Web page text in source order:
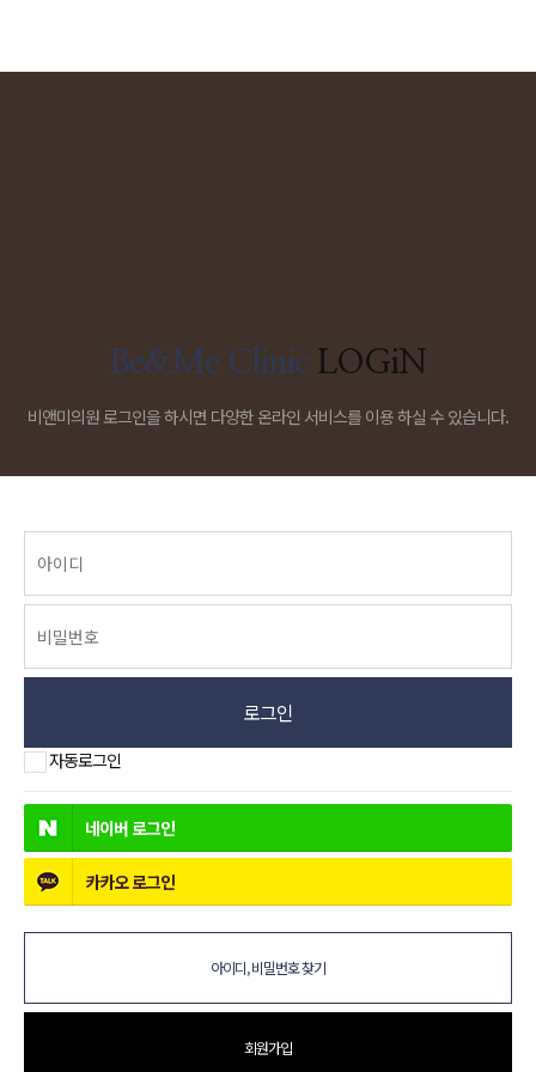
Be&Me Clinic LOGiN
비앤미의원 로그인을 하시면 다양한 온라인 서비스를 이용 하실 수 있습니다.
로그인
자동로그인
네이버 로그인
카카오로그인
아이디, 비밀번호 찾기
회원가입